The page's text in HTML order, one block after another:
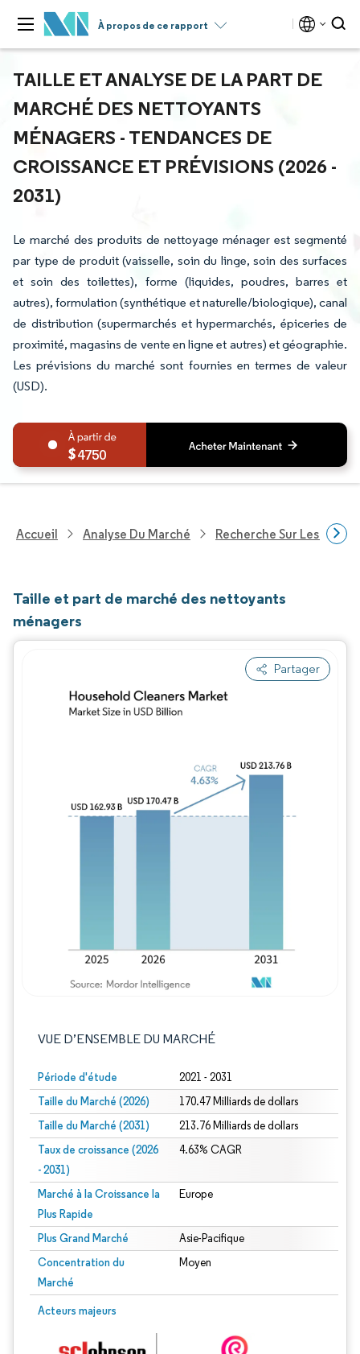
À propos de ce rapport
TAILLE ET ANALYSE DE LA PART DE
MARCHÉ DES NETTOYANTS
MÉNAGERS - TENDANCES DE
CROISSANCE ET PRÉVISIONS (2026 -
2031)
Le marché des produits de nettoyage ménager est segmenté
par type de produit (vaisselle, soin du linge, soin des surfaces
et soin des toilettes), forme (liquides, poudres, barres et
autres), formulation (synthétique et naturelle/biologique), canal
de distribution (supermarchés et hypermarchés, épiceries de
proximité, magasins de vente en ligne et autres) et géographie.
Les prévisions du marché sont fournies en termes de valeur
(USD).
4750
Accueil Analyse Du Marché Recherche Sur Les
Taille et part de marché des nettoyants
ménagers
Partager
VUE D’ENSEMBLE DU MARCHÉ
Période d'étude 2021 - 2031
Taille du Marché (2026) 170.47 Milliards de dollars
Taille du Marché (2031) 213.76 Milliards de dollars
Taux de croissance (2026
- 2031)
4.63% CAGR
Marché à la Croissance la
Plus Rapide
Europe
Plus Grand Marché Asie-Pacifique
Concentration du
Marché
Moyen
Acteurs majeurs
Image © Mordor Intelligence. La réutilisation nécessite une attribution sous CC